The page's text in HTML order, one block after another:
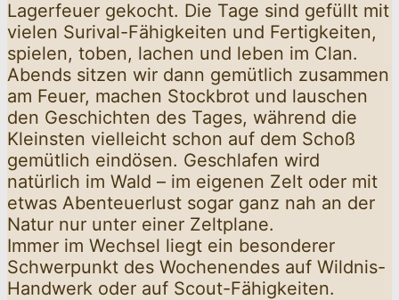
Lagerfeuer gekocht. Die Tage sind gefüllt mit
vielen Surival-Fähigkeiten und Fertigkeiten,
spielen, toben, lachen und leben im Clan.
Abends sitzen wir dann gemütlich zusammen
am Feuer, machen Stockbrot und lauschen
den Geschichten des Tages, während die
Kleinsten vielleicht schon auf dem Schoß
gemütlich eindösen. Geschlafen wird
natürlich im Wald – im eigenen Zelt oder mit
etwas Abenteuerlust sogar ganz nah an der
Natur nur unter einer Zeltplane.
Immer im Wechsel liegt ein besonderer
Schwerpunkt des Wochenendes auf Wildnis-
Handwerk oder auf Scout-Fähigkeiten.